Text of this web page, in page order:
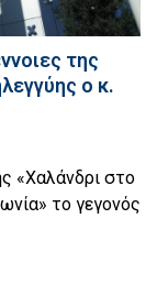
της
ο κ.
«Χαλάνδρι στο
το γεγονός